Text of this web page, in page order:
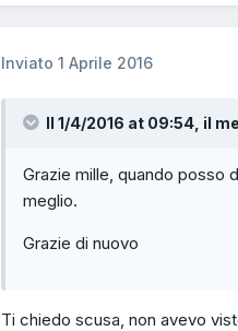
Inviato 1 Aprile 2016
Il 1/4/2016 at 09:54, il
Grazie mille, quando posso
meglio.
Grazie di nuovo
Ti chiedo scusa, non avevo